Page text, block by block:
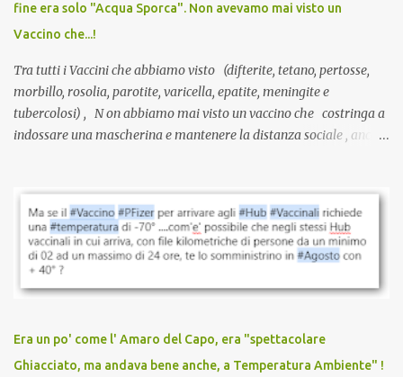
serve una prescrizione. Non c’è diagnosi. Non c’è presa in carico.
L’unico atto richiesto è una fi...
fine era solo "Acqua Sporca". Non avevamo mai visto un
Vaccino che...!
Tra tutti i Vaccini che abbiamo visto (difterite, tetano, pertosse,
morbillo, rosolia, parotite, varicella, epatite, meningite e
tubercolosi) , N on abbiamo mai visto un vaccino che costringa a
indossare una mascherina e mantenere la distanza sociale , anche
vaccinazione. Non avevamo mai sentito parlare di ricompense,
sconti, incentivi per vaccinarsi. Non avevamo mai visto
discriminazioni per coloro che non l’hanno fatto. Se non sei stato
vaccinato, nessuno aveva prima cercato di farti sentire una
persona cattiva. Non avevamo mai visto un vaccino che minacci le
vaccino usato per minacciare i mezzi di sussistenza, il lavoro o la
scuola. Non avevamo mai visto un vaccino che permettesse a un
dodicenne di ignorare il consenso dei genitori. Dopo tutti i vaccini
Era un po' come l' Amaro del Capo, era "spettacolare
Ghiacciato, ma andava bene anche, a Temperatura Ambiente" !